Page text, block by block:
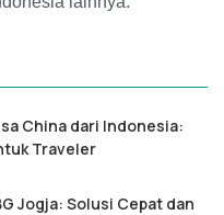
China dari Indonesia:
Traveler
Jogja: Solusi Cepat dan